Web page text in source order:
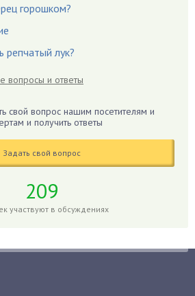
горошком?
репчатый лук?
вопросы и ответы
свой вопрос нашим посетителям и
и получить ответы
Задать свой вопрос
209
участвуют в обсуждениях